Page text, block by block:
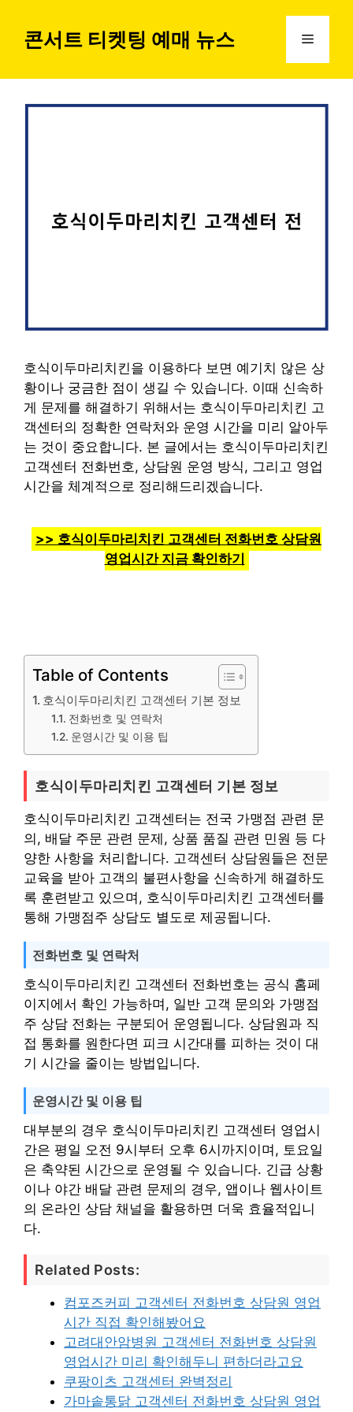
콘서트 티켓팅 예매 뉴스 메
호식이두마리치킨을 이용하다 보면 예기치 않은 상
황이나 궁금한 점이 생길 수 있습니다. 이때 신속하
게 문제를 해결하기 위해서는 호식이두마리치킨 고
객센터의 정확한 연락처와 운영 시간을 미리 알아두
는 것이 중요합니다. 본 글에서는 호식이두마리치킨
고객센터 전화번호, 상담원 운영 방식, 그리고 영업
시간을 체계적으로 정리해드리겠습니다.
>> 호식이두마리치킨 고객센터 전화번호 상담원
영업시간 지금 확인하기
Table of Contents
호식이두마리치킨 고객센터 기본 정보
전화번호 및 연락처
운영시간 및 이용 팁
호식이두마리치킨 고객센터 기본 정보
호식이두마리치킨 고객센터는 전국 가맹점 관련 문
의, 배달 주문 관련 문제, 상품 품질 관련 민원 등 다
양한 사항을 처리합니다. 고객센터 상담원들은 전문
교육을 받아 고객의 불편사항을 신속하게 해결하도
록 훈련받고 있으며, 호식이두마리치킨 고객센터를
통해 가맹점주 상담도 별도로 제공됩니다.
전화번호 및 연락처
호식이두마리치킨 고객센터 전화번호는 공식 홈페
이지에서 확인 가능하며, 일반 고객 문의와 가맹점
주 상담 전화는 구분되어 운영됩니다. 상담원과 직
접 통화를 원한다면 피크 시간대를 피하는 것이 대
기 시간을 줄이는 방법입니다.
운영시간 및 이용 팁
대부분의 경우 호식이두마리치킨 고객센터 영업시
간은 평일 오전 9시부터 오후 6시까지이며, 토요일
은 축약된 시간으로 운영될 수 있습니다. 긴급 상황
이나 야간 배달 관련 문제의 경우, 앱이나 웹사이트
의 온라인 상담 채널을 활용하면 더욱 효율적입니
다.
Related Posts:
컴포즈커피 고객센터 전화번호 상담원 영업
시간 직접 확인해봤어요
고려대안암병원 고객센터 전화번호 상담원
영업시간 미리 확인해두니 편하더라고요
쿠팡이츠 고객센터 완벽정리
가마솥통닭 고객센터 전화번호 상담원 영업